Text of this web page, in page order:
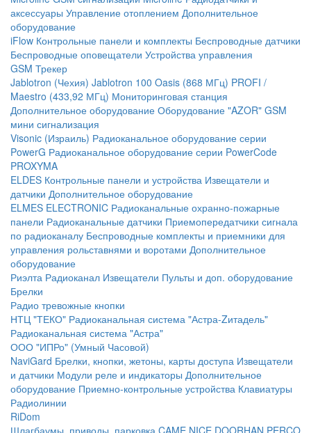
аксессуары Управление отоплением Дополнительное
оборудование
iFlow Контрольные панели и комплекты Беспроводные датчики
Беспроводные оповещатели Устройства управления
GSM Трекер
Jablotron (Чехия) Jablotron 100 Oasis (868 МГц) PROFI /
Maestro (433,92 МГц) Мониторинговая станция
Дополнительное оборудование Оборудование "AZOR" GSM
мини сигнализация
Visonic (Израиль) Радиоканальное оборудование серии
PowerG Радиоканальное оборудование серии PowerCode
PROXYMA
ELDES Контрольные панели и устройства Извещатели и
датчики Дополнительное оборудование
ELMES ELECTRONIC Радиоканальные охранно-пожарные
панели Радиоканальные датчики Приемопередатчики сигнала
по радиоканалу Беспроводные комплекты и приемники для
управления рольставнями и воротами Дополнительное
оборудование
Риэлта Радиоканал Извещатели Пульты и доп. оборудование
Брелки
Радио тревожные кнопки
НТЦ "ТЕКО" Радиоканальная система "Астра-Zитадель"
Радиоканальная система "Астра"
ООО "ИПРо" (Умный Часовой)
NaviGard Брелки, кнопки, жетоны, карты доступа Извещатели
и датчики Модули реле и индикаторы Дополнительное
оборудование Приемно-контрольные устройства Клавиатуры
Радиолинии
RiDom